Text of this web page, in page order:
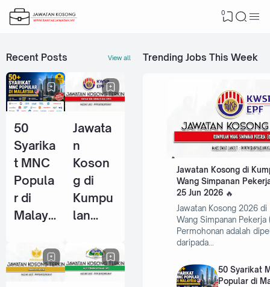
0
Recent Posts View all
50
Syarika
t MNC
Popula
r di
Malays
Selalu
Ambil
Jawata
n
Koson
g di
Kumpu
lan
Simpan
an
Trending Jobs This Week
Jawatan Kosong di
Wang Simpanan
25 Jun 2026
Jawatan Kosong 2026 di
Wang Simpanan Pekerja
Permohonan adalah
daripada…
50 Syarikat
Popular di